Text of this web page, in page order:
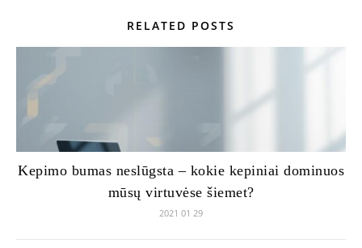
RELATED POSTS
Kepimo bumas neslūgsta – kokie kepiniai dominuos
mūsų virtuvėse šiemet?
2021 01 29